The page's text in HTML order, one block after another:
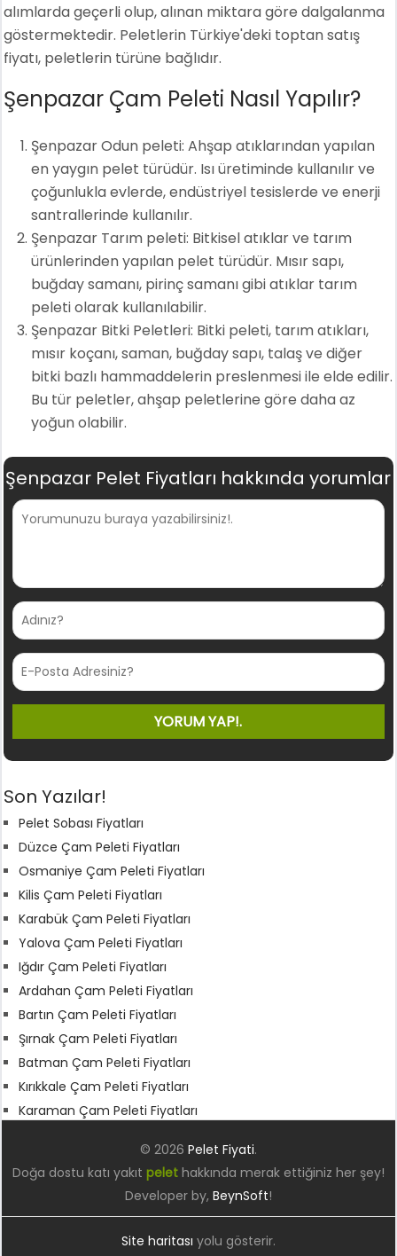
alımlarda geçerli olup, alınan miktara göre dalgalanma
göstermektedir. Peletlerin Türkiye'deki toptan satış
fiyatı, peletlerin türüne bağlıdır.
Şenpazar Çam Peleti Nasıl Yapılır?
Şenpazar Odun peleti: Ahşap atıklarından yapılan
en yaygın pelet türüdür. Isı üretiminde kullanılır ve
çoğunlukla evlerde, endüstriyel tesislerde ve enerji
santrallerinde kullanılır.
Şenpazar Tarım peleti: Bitkisel atıklar ve tarım
ürünlerinden yapılan pelet türüdür. Mısır sapı,
buğday samanı, pirinç samanı gibi atıklar tarım
peleti olarak kullanılabilir.
Şenpazar Bitki Peletleri: Bitki peleti, tarım atıkları,
mısır koçanı, saman, buğday sapı, talaş ve diğer
bitki bazlı hammaddelerin preslenmesi ile elde edilir.
Bu tür peletler, ahşap peletlerine göre daha az
yoğun olabilir.
Şenpazar Pelet Fiyatları hakkında yorumlar
Son Yazılar!
Pelet Sobası Fiyatları
Düzce Çam Peleti Fiyatları
Osmaniye Çam Peleti Fiyatları
Kilis Çam Peleti Fiyatları
Karabük Çam Peleti Fiyatları
Yalova Çam Peleti Fiyatları
Iğdır Çam Peleti Fiyatları
Ardahan Çam Peleti Fiyatları
Bartın Çam Peleti Fiyatları
Şırnak Çam Peleti Fiyatları
Batman Çam Peleti Fiyatları
Kırıkkale Çam Peleti Fiyatları
Karaman Çam Peleti Fiyatları
© 2026 Pelet Fiyati.
Doğa dostu katı yakıt pelethakkında merak ettiğiniz her şey!
Developer by, BeynSoft!
Site haritası yolu gösterir.